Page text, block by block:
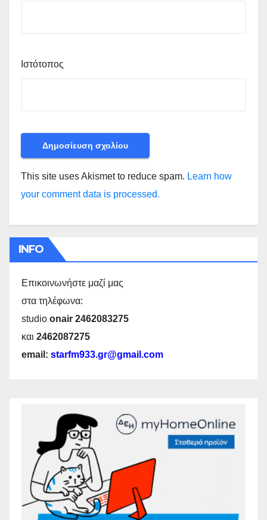
Ιστότοπος
This site uses Akismet to reduce spam. Learn how
your comment data is processed.
INFO
Επικοινωνήστε μαζί μας
στα τηλέφωνα:
studio onair 2462083275
και 2462087275
email: starfm933.gr@gmail.com